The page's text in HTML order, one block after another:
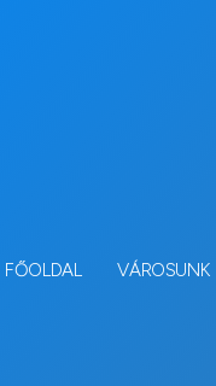
FŐOLDAL VÁROSUNK